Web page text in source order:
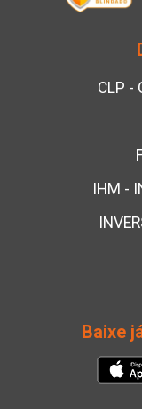
CLP -
IHM -
Baixe